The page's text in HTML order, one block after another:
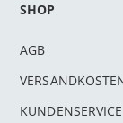
SHOP
AGB
KUNDENSERVICE